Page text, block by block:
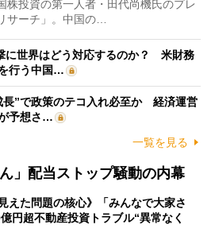
投資の第一人者・田代尚機氏のプレ
サーチ」。中国の…
に世界はどう対応するのか？ 米財務
行う中国…
長”で政策のテコ入れ必至か 経済運営
予想さ…
一覧を見る
」配当ストップ騒動の内幕
えた問題の核心》「みんなで大家さ
円超不動産投資トラブル“異常なく